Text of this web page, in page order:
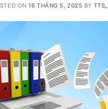
ON16 THÁNG 5, 2025 BY